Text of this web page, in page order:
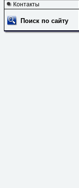
Контакты
Поиск по сайту